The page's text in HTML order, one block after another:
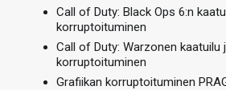
Call of Duty: Black Ops 6:n
korruptoituminen
Call of Duty: Warzonen kaatuilu
korruptoituminen
Grafiikan korruptoituminen